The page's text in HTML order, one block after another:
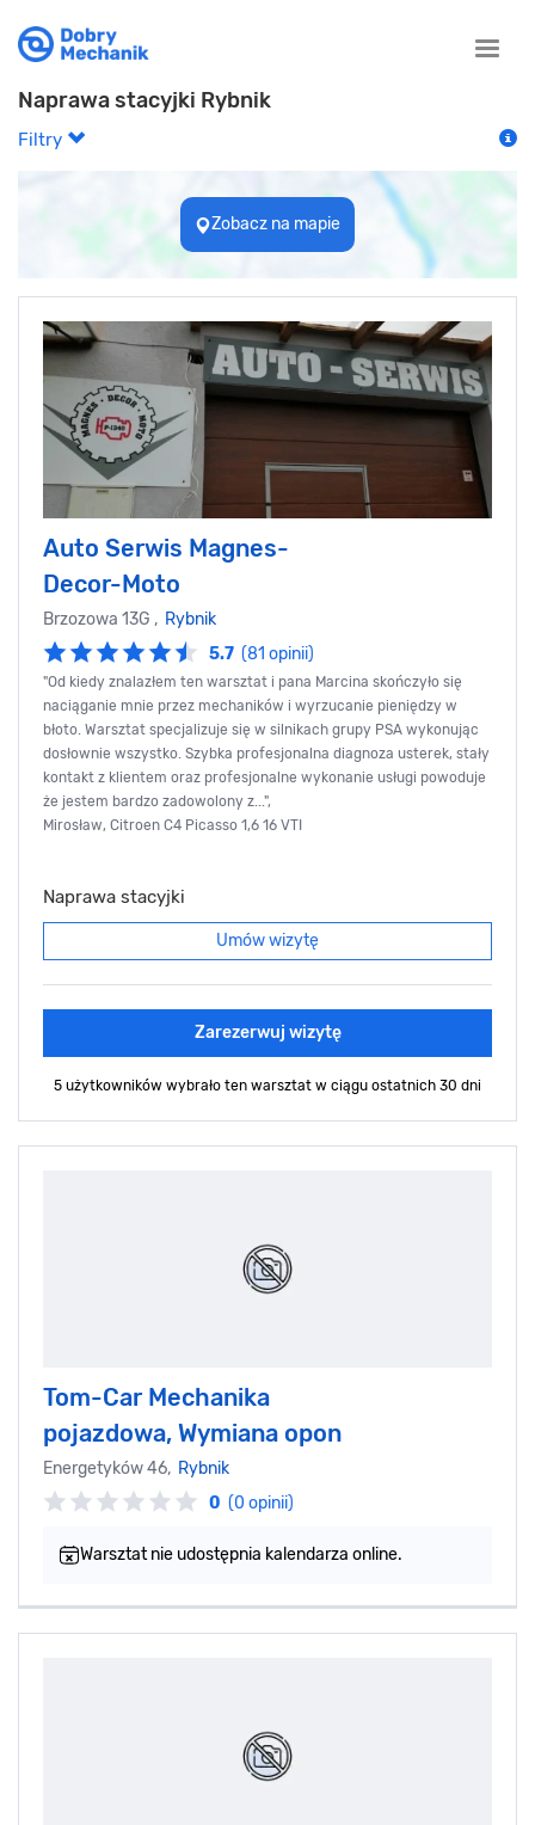
Toggle
Naprawa stacyjki Rybnik
Filtry
Zobacz na mapie
Auto Serwis Magnes-
Decor-Moto
Brzozowa 13G , Rybnik
5.7 (81 opinii)
"Od kiedy znalazłem ten warsztat i pana Marcina skończyło się
naciąganie mnie przez mechaników i wyrzucanie pieniędzy w
błoto. Warsztat specjalizuje się w silnikach grupy PSA wykonując
dosłownie wszystko. Szybka profesjonalna diagnoza usterek, stały
kontakt z klientem oraz profesjonalne wykonanie usługi powoduje
że jestem bardzo zadowolony z...",
Mirosław, Citroen C4 Picasso 1,6 16 VTI
Naprawa stacyjki
Umów wizytę
Zarezerwuj wizytę
5 użytkowników wybrało ten warsztat w ciągu ostatnich 30 dni
Tom-Car Mechanika
pojazdowa, Wymiana opon
Energetyków 46, Rybnik
0 (0 opinii)
Warsztat nie udostępnia kalendarza online.